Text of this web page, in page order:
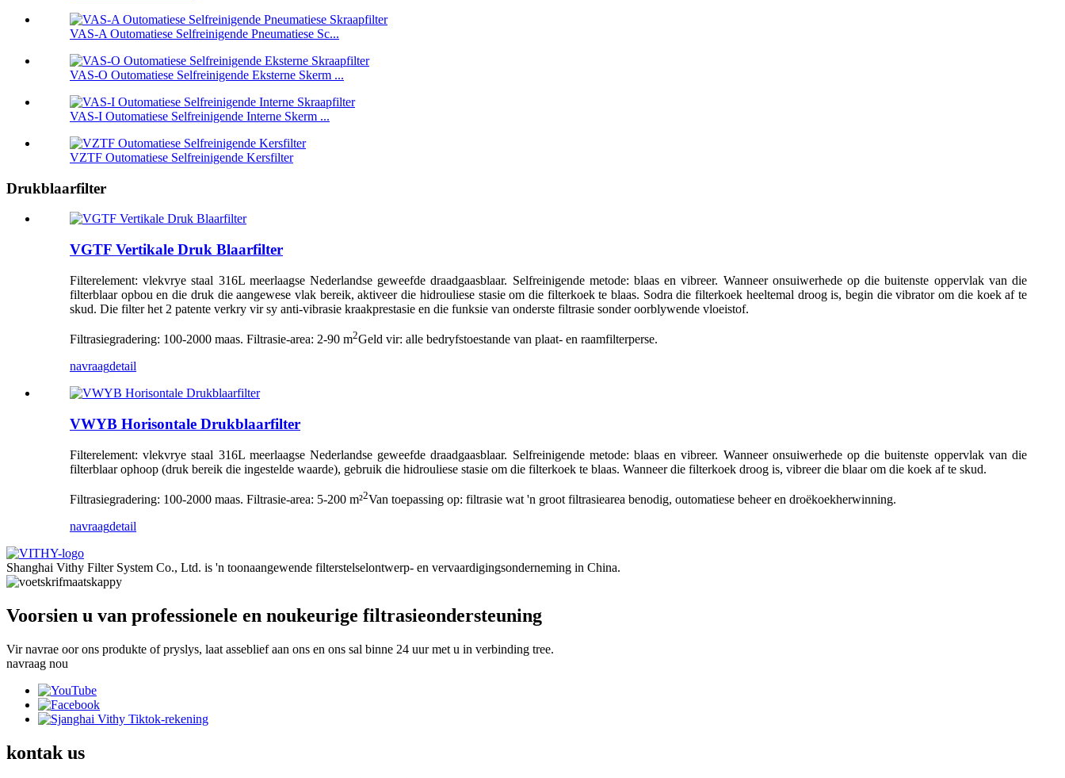
VAS-A Outomatiese Selfreinigende Pneumatiese Sc...
VAS-O Outomatiese Selfreinigende Eksterne Skerm ...
VAS-I Outomatiese Selfreinigende Interne Skerm ...
VZTF Outomatiese Selfreinigende Kersfilter
Drukblaarfilter
VGTF Vertikale Druk Blaarfilter
Filterelement: vlekvrye staal 316L meerlaagse Nederlandse geweefde draadgaasblaar. Selfreinigende metode: blaas en vibreer. Wanneer onsuiwerhede op die buitenste oppervlak van die
filterblaar opbou en die druk die aangewese vlak bereik, aktiveer die hidrouliese stasie om die filterkoek te blaas. Sodra die filterkoek heeltemal droog is, begin die vibrator om die koek af te
skud. Die filter het 2 patente verkry vir sy anti-vibrasie kraakprestasie en die funksie van onderste filtrasie sonder oorblywende vloeistof.
Filtrasiegradering: 100-2000 maas. Filtrasie-area: 2-90 m2Geld vir: alle bedryfstoestande van plaat- en raamfilterperse.
navraagdetail
VWYB Horisontale Drukblaarfilter
Filterelement: vlekvrye staal 316L meerlaagse Nederlandse geweefde draadgaasblaar. Selfreinigende metode: blaas en vibreer. Wanneer onsuiwerhede op die buitenste oppervlak van die
filterblaar ophoop (druk bereik die ingestelde waarde), gebruik die hidrouliese stasie om die filterkoek te blaas. Wanneer die filterkoek droog is, vibreer die blaar om die koek af te skud.
Filtrasiegradering: 100-2000 maas. Filtrasie-area: 5-200 m²2Van toepassing op: filtrasie wat 'n groot filtrasiearea benodig, outomatiese beheer en droëkoekherwinning.
navraagdetail
Shanghai Vithy Filter System Co., Ltd. is 'n toonaangewende filterstelselontwerp- en vervaardigingsonderneming in China.
Voorsien u van professionele en noukeurige filtrasieondersteuning
Vir navrae oor ons produkte of pryslys, laat asseblief aan ons en ons sal binne 24 uur met u in verbinding tree.
navraag nou
kontak us